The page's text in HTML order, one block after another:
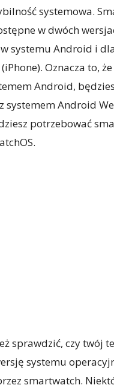
systemowa.
w dwóch
systemu Android i
Oznacza to,
Android,
systemem Android
potrzebować
sprawdzić, czy twój
systemu
smartwatch.